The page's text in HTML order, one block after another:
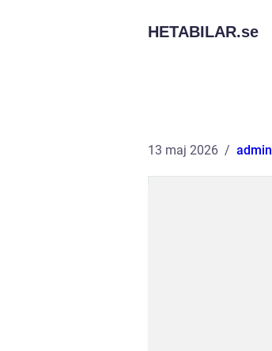
HETABILAR.se
13 maj 2026 admin